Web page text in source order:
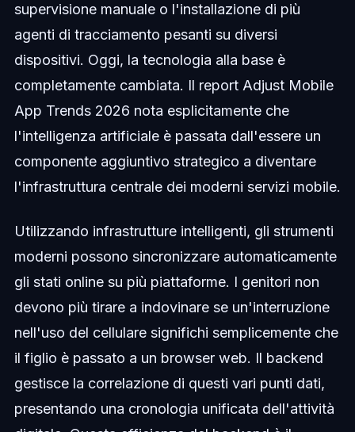
supervisione manuale o l'installazione di più
agenti di tracciamento pesanti su diversi
dispositivi. Oggi, la tecnologia alla base è
completamente cambiata. Il report Adjust Mobile
App Trends 2026 nota esplicitamente che
l'intelligenza artificiale è passata dall'essere un
componente aggiuntivo strategico a diventare
l'infrastruttura centrale dei moderni servizi mobile.
Utilizzando infrastrutture intelligenti, gli strumenti
moderni possono sincronizzare automaticamente
gli stati online su più piattaforme. I genitori non
devono più tirare a indovinare se un'interruzione
nell'uso del cellulare significhi semplicemente che
il figlio è passato a un browser web. Il backend
gestisce la correlazione di questi vari punti dati,
presentando una cronologia unificata dell'attività